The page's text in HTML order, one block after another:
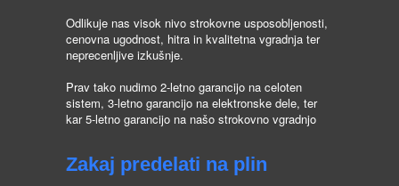
Odlikuje nas visok nivo strokovne usposobljenosti,
cenovna ugodnost, hitra in kvalitetna vgradnja ter
neprecenljive izkušnje.
Prav tako nudimo 2-letno garancijo na celoten
sistem, 3-letno garancijo na elektronske dele, ter
kar 5-letno garancijo na našo strokovno vgradnjo
Zakaj predelati na plin